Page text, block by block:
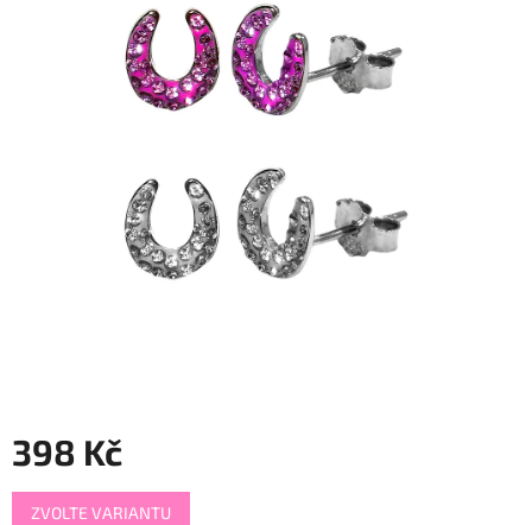
398 Kč
Měrná
cena:
ZVOLTE VARIANTU